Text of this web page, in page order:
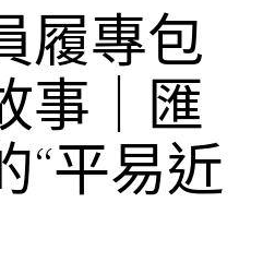
履專包
事｜匯
“平易近